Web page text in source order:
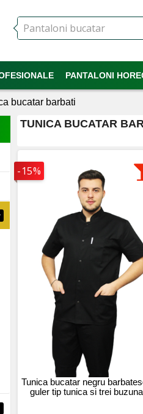
PANTALONI
bucatar barbati
TUNICA BUCATAR
-15%
Tunica bucatar negru
guler tip tunica si trei